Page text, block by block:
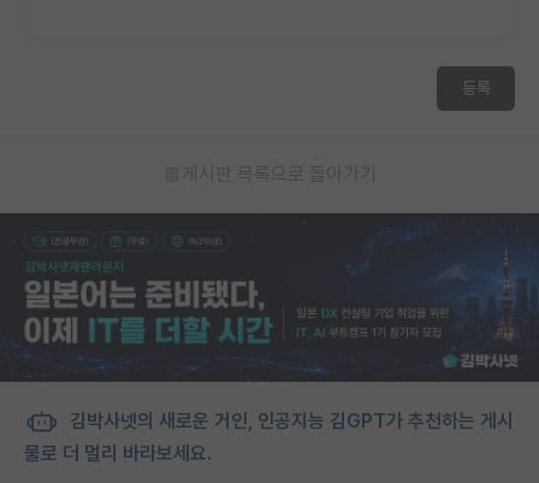
등록
게시판 목록으로 돌아가기
김박사넷의 새로운 거인, 인공지능 김GPT가 추천하는 게시
물로 더 멀리 바라보세요.